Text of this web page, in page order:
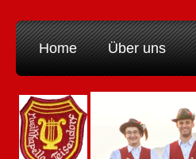
Home Über uns